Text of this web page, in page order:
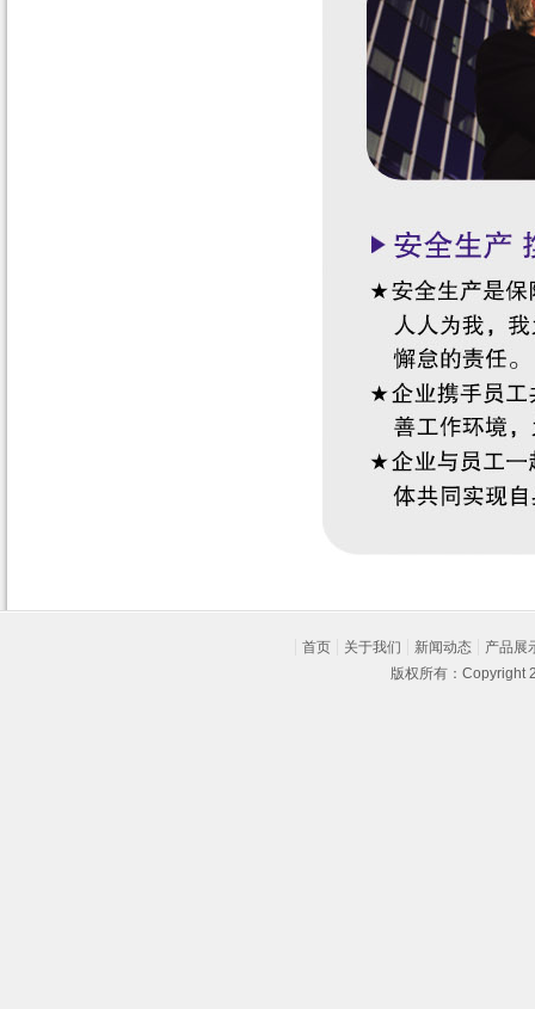
首页 关于我们 新闻动态
产品展
版权所有：Copyright